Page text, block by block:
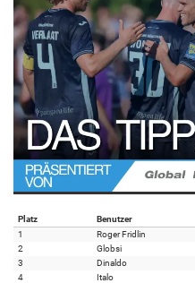
Platz Benutzer
1
Roger Fridlin
2
Globsi
3
Dinaldo
4
Italo